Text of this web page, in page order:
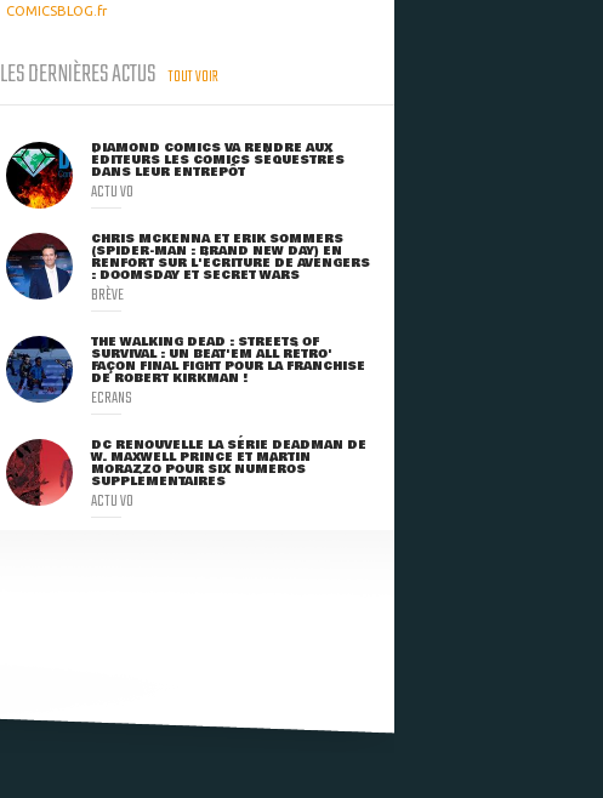
COMICSBLOG.fr
LES DERNIÈRES ACTUS TOUT VOIR
DIAMOND COMICS VA RENDRE AUX
ÉDITEURS LES COMICS SÉQUESTRÉS
DANS LEUR ENTREPÔT
ACTU VO
CHRIS MCKENNA ET ERIK SOMMERS
(SPIDER-MAN : BRAND NEW DAY) EN
RENFORT SUR L'ÉCRITURE DE AVENGERS
: DOOMSDAY ET SECRET WARS
BRÈVE
THE WALKING DEAD : STREETS OF
SURVIVAL : UN BEAT'EM ALL RÉTRO'
FAÇON FINAL FIGHT POUR LA FRANCHISE
DE ROBERT KIRKMAN !
ECRANS
DC RENOUVELLE LA SÉRIE DEADMAN DE
W. MAXWELL PRINCE ET MARTIN
MORAZZO POUR SIX NUMÉROS
SUPPLÉMENTAIRES
ACTU VO